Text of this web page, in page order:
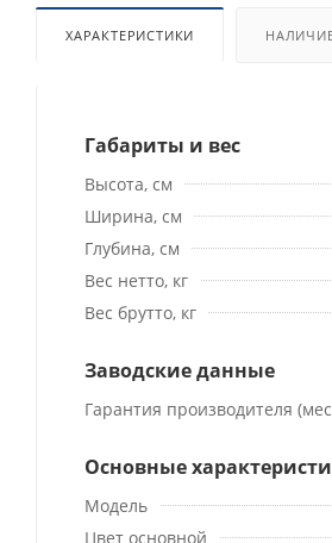
ХАРАКТЕРИСТИКИ
Габариты и вес
Высота, см
Ширина, см
Глубина, см
Вес нетто, кг
Вес брутто, кг
Заводские данные
Гарантия производителя
Основные
Модель
Цвет основной